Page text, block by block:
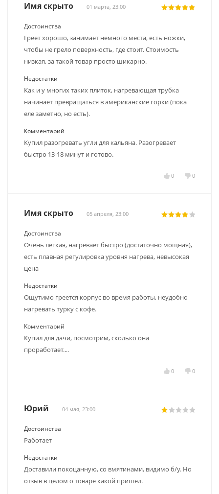
Имя скрыто 01 марта, 23:00
Достоинства
Греет хорошо, занимает немного места, есть ножки,
чтобы не грело поверхность, где стоит. Стоимость
низкая, за такой товар просто шикарно.
Недостатки
Как и у многих таких плиток, нагревающая трубка
начинает превращаться в американские горки (пока
еле заметно, но есть).
Комментарий
Купил разогревать угли для кальяна. Разогревает
быстро 13-18 минут и готово.
0 0
Имя скрыто 05 апреля, 23:00
Достоинства
Очень легкая, нагревает быстро (достаточно мощная),
есть плавная регулировка уровня нагрева, невысокая
цена
Недостатки
Ощутимо греется корпус во время работы, неудобно
нагревать турку с кофе.
Комментарий
Купил для дачи, посмотрим, сколько она
проработает....
0 0
Юрий 04 мая, 23:00
Достоинства
Работает
Недостатки
Доставили покоцанную, со вмятинами, видимо б/у. Но
отзыв в целом о товаре какой пришел.